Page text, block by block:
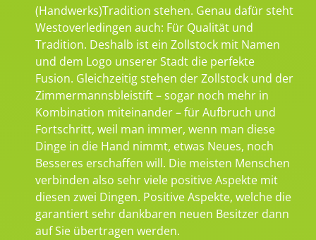
(Handwerks)Tradition stehen. Genau dafür steht
Westoverledingen auch: Für Qualität und
Tradition. Deshalb ist ein Zollstock mit Namen
und dem Logo unserer Stadt die perfekte
Fusion. Gleichzeitig stehen der Zollstock und der
Zimmermannsbleistift – sogar noch mehr in
Kombination miteinander – für Aufbruch und
Fortschritt, weil man immer, wenn man diese
Dinge in die Hand nimmt, etwas Neues, noch
Besseres erschaffen will. Die meisten Menschen
verbinden also sehr viele positive Aspekte mit
diesen zwei Dingen. Positive Aspekte, welche die
garantiert sehr dankbaren neuen Besitzer dann
auf Sie übertragen werden.